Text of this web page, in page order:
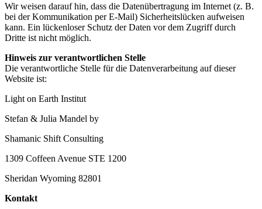
Wir weisen darauf hin, dass die Datenübertragung im Internet (z. B.
bei der Kommunikation per E-Mail) Sicherheitslücken aufweisen
kann. Ein lückenloser Schutz der Daten vor dem Zugriff durch
Dritte ist nicht möglich.
Hinweis zur verantwortlichen Stelle
Die verantwortliche Stelle für die Datenverarbeitung auf dieser
Website ist:
Light on Earth Institut
Stefan & Julia Mandel by
Shamanic Shift Consulting
1309 Coffeen Avenue STE 1200
Sheridan Wyoming 82801
Kontakt